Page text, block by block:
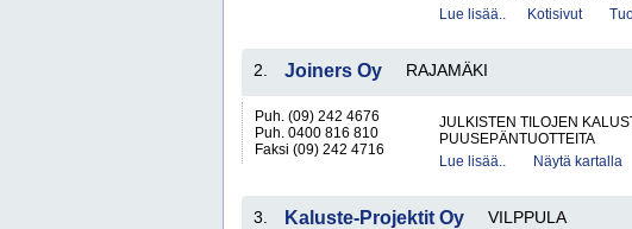
Lue lisää..
Kotisivut
2. Joiners Oy RAJAMÄKI
Puh. (09) 242 4676
Puh. 0400 816 810
Faksi (09) 242 4716
JULKISTEN TILOJEN
PUUSEPÄNTUOTTEITA
Lue lisää..
Näytä kartalla
3. Kaluste-Projektit Oy VILPPULA